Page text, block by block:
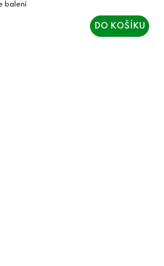
DO KOŠÍKU